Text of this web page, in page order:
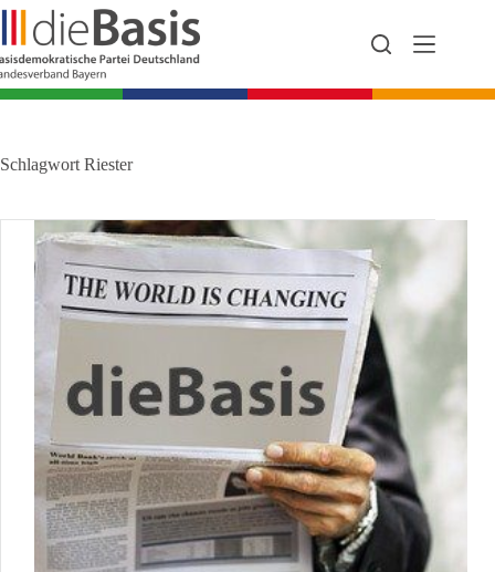
Zum
Inhalt
springen
Schlagwort Riester